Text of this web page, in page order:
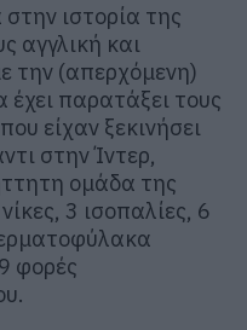
ιστορία της
αγγλική και
την (απερχόμενη)
παρατάξει τους
είχαν ξεκινήσει
στην Ίντερ,
ομάδα της
3 ισοπαλίες, 6
φορές